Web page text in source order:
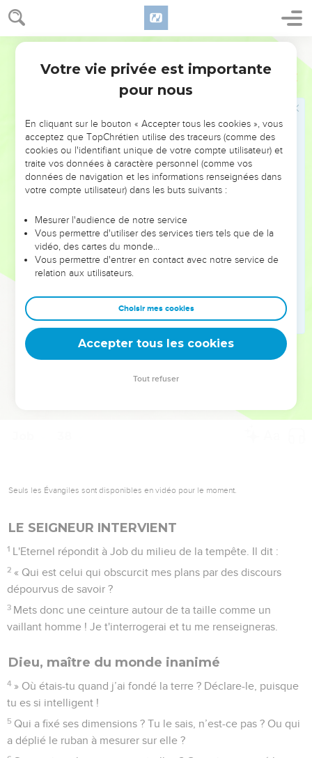
NE MANQUEZ PAS L’ÉVÉNEMENT
DE L’ANNÉE !
ET SI LEURS ERREURS POUVAIENT VOUS ÉVITER LES
VOTRES ?
leur foi ou leur vision. Mais on voit moins les doutes, les erreurs
et les saisons difficiles qu'ils ont traversés, alors même que ce
sont elles qui les ont façonnés.
Dans cette conférence, leaders, entrepreneurs, et responsables
clés pour avancer avec plus de sagesse afin que leurs erreurs
deviennent vos tremplins. Que vous guidiez un ministère, une
équipe, un groupe ou une famille, leur expérience est faite
Seuls les Évangiles sont disponibles en vidéo pour le moment.
LE SEIGNEUR INTERVIENT
1 L'Eternel répondit à Job du milieu de la tempête. Il dit :
2 « Qui est celui qui obscurcit mes plans par des discours
dépourvus de savoir ?
3 Mets donc une ceinture autour de ta taille comme un
vaillant homme ! Je t'interrogerai et tu me renseigneras.
Dieu, maître du monde inanimé
4 » Où étais-tu quand j’ai fondé la terre ? Déclare-le, puisque
tu es si intelligent !
5 Qui a fixé ses dimensions ? Tu le sais, n’est-ce pas ? Ou qui
a déplié le ruban à mesurer sur elle ?
Votre vie privée est importante
pour nous
En cliquant sur le bouton « Accepter tous les cookies », vous
acceptez que TopChrétien utilise des traceurs (comme des
cookies ou l'identifiant unique de votre compte utilisateur) et
traite vos données à caractère personnel (comme vos
données de navigation et les informations renseignées dans
votre compte utilisateur) dans les buts suivants :
Mesurer l'audience de notre service
Vous permettre d'utiliser des services tiers tels que de la
vidéo, des cartes du monde…
Vous permettre d'entrer en contact avec notre service de
relation aux utilisateurs.
Choisir mes cookies
Accepter tous les cookies
Tout refuser